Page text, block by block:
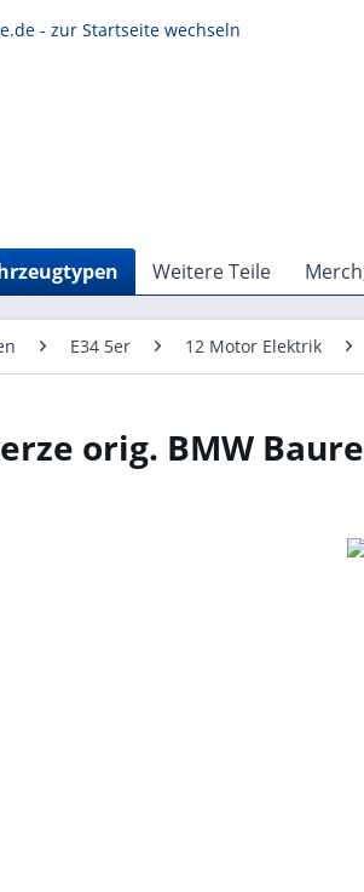
Weitere Teile
E34 5er 12 Motor Elektrik
orig. BMW